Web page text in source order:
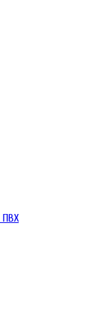
ПВХ